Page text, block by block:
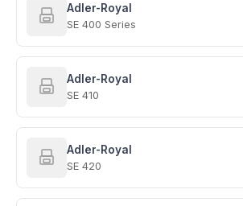
Adler-Royal
SE 400 Series
Adler-Royal
SE 410
Adler-Royal
SE 420